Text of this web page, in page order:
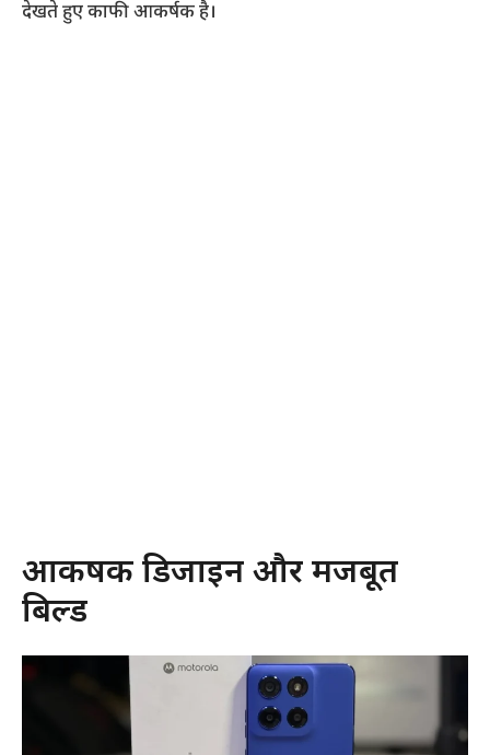
देखते हुए काफी आकर्षक है।
आकर्षक डिजाइन और मजबूत
बिल्ड